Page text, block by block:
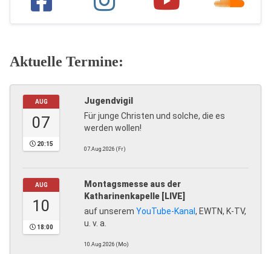
Aktuelle Termine:
AUG
07
20:15
Jugendvigil
Für junge Christen und solche, die es
werden wollen!
07.Aug.2026 (Fr)
AUG
10
18:00
Montagsmesse aus der
Katharinenkapelle [LIVE]
auf unserem YouTube-Kanal, EWTN, K-TV,
u. v. a.
10.Aug.2026 (Mo)